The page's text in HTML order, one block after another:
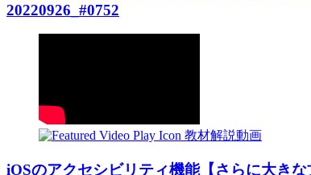
20220926_#0752
教材解説動画
iOSのアクセシビリティ機能【さらに大き